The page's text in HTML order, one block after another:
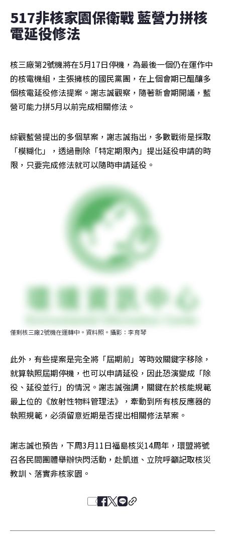
517非核家園保衛戰 藍營力拼核
電延役修法
核三廠第2號機將在5月17日停機，為最後一個仍在運作中
的核電機組，主張擁核的國民黨團，在上個會期已醞釀多
個核電延役修法提案。謝志誠觀察，隨著新會期開議，藍
營可能力拼5月以前完成相關修法。
綜觀藍營提出的多個草案，謝志誠指出，多數戰術是採取
「模糊化」，透過刪除「特定期限內」提出延役申請的時
限，只要完成修法就可以隨時申請延役。
僅剩核三廠2號機在運轉中。資料照。攝影：李育琴
此外，有些提案是完全將「屆期前」等時效關鍵字移除，
就算執照屆期停機，也可以申請延役，因此恐演變成「除
役、延役並行」的情況。謝志誠強調，關鍵在於核能規範
最上位的《放射性物料管理法》，牽動到所有核反應器的
執照規範，必須留意近期是否提出相關修法草案。
謝志誠也預告，下周3月11日福島核災14周年，環盟將號
召各民間團體舉辦快閃活動，赴凱道、立院呼籲記取核災
教訓、落實非核家園。